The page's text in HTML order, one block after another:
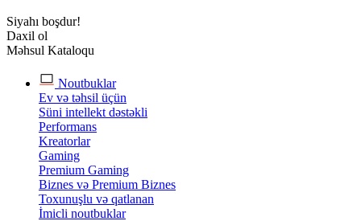
Siyahı boşdur!
Daxil ol
Məhsul Kataloqu
Noutbuklar
Ev və təhsil üçün
Süni intellekt dəstəkli
Performans
Kreatorlar
Gaming
Premium Gaming
Biznes və Premium Biznes
Toxunuşlu və qatlanan
İmicli noutbuklar